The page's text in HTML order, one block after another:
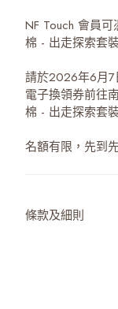
NF Touch 會員
棉 - 出走探索套
請於2026年6月7
電子換領券前往
棉 - 出走探索套
名額有限，先到
條款及細則